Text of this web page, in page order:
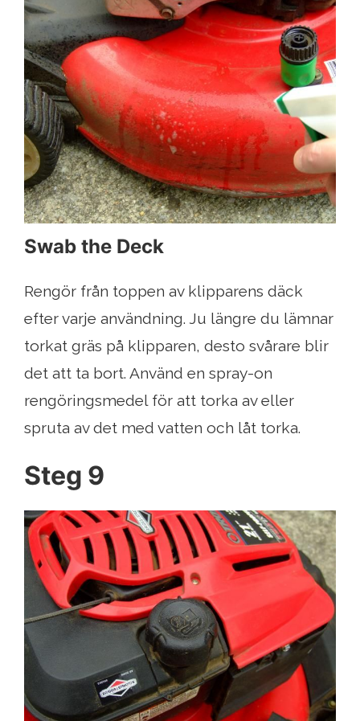
Swab the Deck
Rengör från toppen av klipparens däck
efter varje användning. Ju längre du lämnar
torkat gräs på klipparen, desto svårare blir
det att ta bort. Använd en spray-on
rengöringsmedel för att torka av eller
spruta av det med vatten och låt torka.
Steg 9